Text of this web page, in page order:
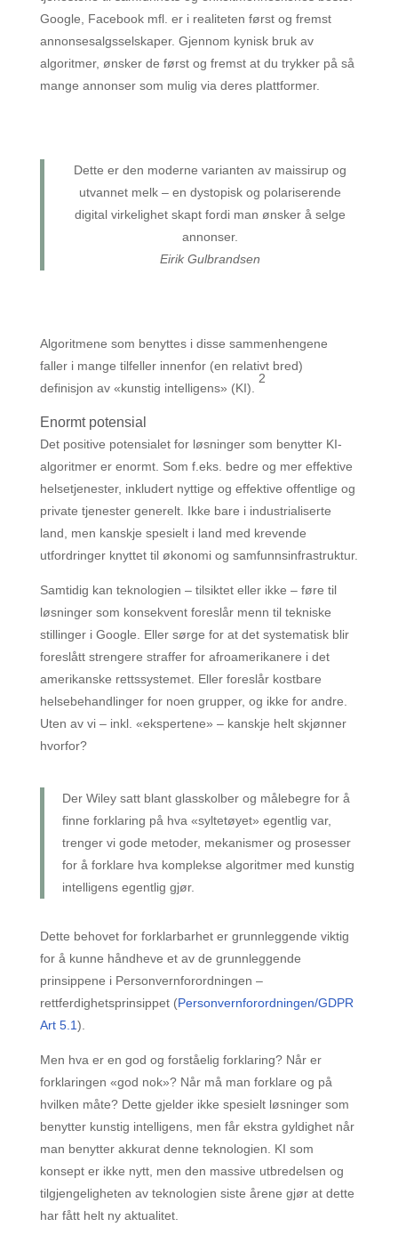
Google, Facebook mfl. er i realiteten først og fremst
annonsesalgsselskaper. Gjennom kynisk bruk av
algoritmer, ønsker de først og fremst at du trykker på så
mange annonser som mulig via deres plattformer.
Dette er den moderne varianten av maissirup og
utvannet melk – en dystopisk og polariserende
digital virkelighet skapt fordi man ønsker å selge
annonser.
Eirik Gulbrandsen
Algoritmene som benyttes i disse sammenhengene
faller i mange tilfeller innenfor (en relativt bred)
definisjon av «kunstig intelligens» (KI).
2
Enormt potensial
Det positive potensialet for løsninger som benytter KI-
algoritmer er enormt. Som f.eks. bedre og mer effektive
helsetjenester, inkludert nyttige og effektive offentlige og
private tjenester generelt. Ikke bare i industrialiserte
land, men kanskje spesielt i land med krevende
utfordringer knyttet til økonomi og samfunnsinfrastruktur.
Samtidig kan teknologien – tilsiktet eller ikke – føre til
løsninger som konsekvent foreslår menn til tekniske
stillinger i Google. Eller sørge for at det systematisk blir
foreslått strengere straffer for afroamerikanere i det
amerikanske rettssystemet. Eller foreslår kostbare
helsebehandlinger for noen grupper, og ikke for andre.
Uten av vi – inkl. «ekspertene» – kanskje helt skjønner
hvorfor?
Der Wiley satt blant glasskolber og målebegre for å
finne forklaring på hva «syltetøyet» egentlig var,
trenger vi gode metoder, mekanismer og prosesser
for å forklare hva komplekse algoritmer med kunstig
intelligens egentlig gjør.
Dette behovet for forklarbarhet er grunnleggende viktig
for å kunne håndheve et av de grunnleggende
prinsippene i Personvernforordningen –
rettferdighetsprinsippet (Personvernforordningen/GDPR
Art 5.1).
Men hva er en god og forståelig forklaring? Når er
forklaringen «god nok»? Når må man forklare og på
hvilken måte? Dette gjelder ikke spesielt løsninger som
benytter kunstig intelligens, men får ekstra gyldighet når
man benytter akkurat denne teknologien. KI som
konsept er ikke nytt, men den massive utbredelsen og
tilgjengeligheten av teknologien siste årene gjør at dette
har fått helt ny aktualitet.